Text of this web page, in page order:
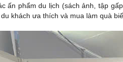
ấn phẩm du lịch (sách ảnh, tập
khách ưa thích và mua làm quà